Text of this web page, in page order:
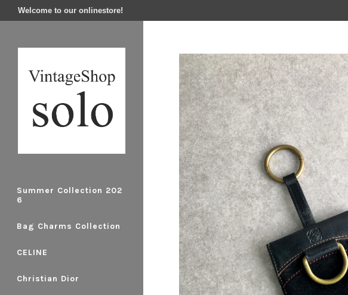
Welcome to our onlinestore!
Summer Collection 202
6
Bag Charms Collection
CELINE
Christian Dior